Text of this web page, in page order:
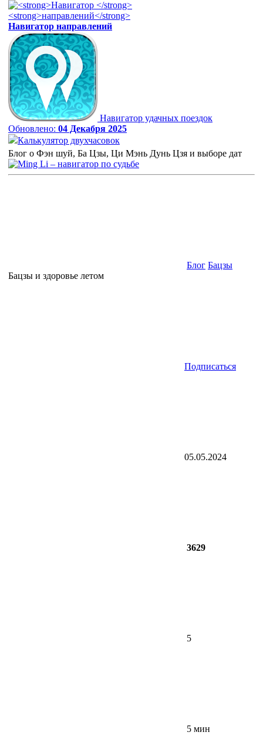
Навигатор направлений
Навигатор удачных поездок
Обновлено: 04 Декабря 2025
Калькулятор двухчасовок
Блог о Фэн шуй, Ба Цзы, Ци Мэнь Дунь Цзя и выборе дат
Блог Бацзы
Бацзы и здоровье летом
Подписаться
05.05.2024
3629
5
5 мин